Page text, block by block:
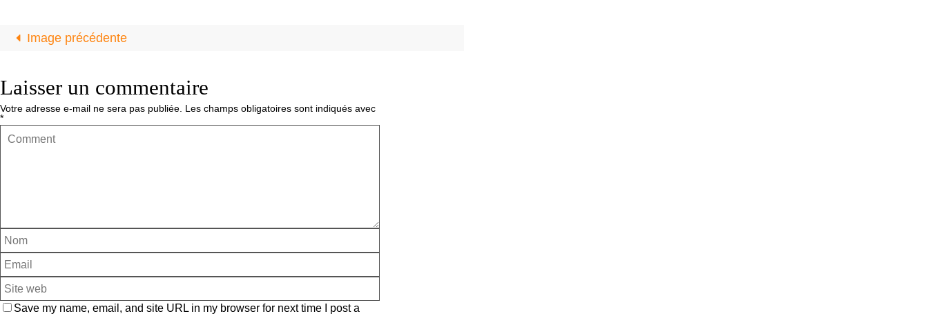
Image précédente
Laisser un commentaire
Votre adresse e-mail ne sera pas publiée. Les champs obligatoires sont indiqués avec
*
Save my name, email, and site URL in my browser for next time I post a